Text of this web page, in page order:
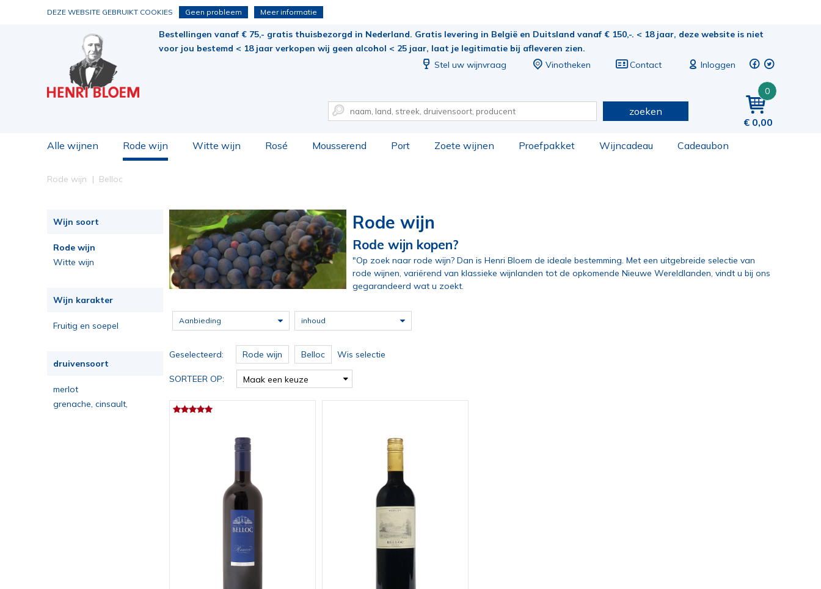
DEZE WEBSITE GEBRUIKT COOKIES Geen probleem Meer informatie
Bestellingen vanaf € 75,- gratis thuisbezorgd in Nederland. Gratis levering in België en Duitsland vanaf € 150,-. < 18 jaar, deze website is niet
voor jou bestemd < 18 jaar verkopen wij geen alcohol < 25 jaar, laat je legitimatie bij afleveren zien.
Stel uw wijnvraag
Vinotheken Contact Inloggen
0
0,00
zoeken
Alle wijnen Rode wijn Witte wijn Rosé Mousserend Port Zoete wijnen Proefpakket Wijncadeau Cadeaubon
Rode wijn Belloc
Wijn soort
Rode wijn
Witte wijn
Wijn karakter
Fruitig en soepel
druivensoort
merlot
grenache, cinsault,
Rode wijn
Rode wijn kopen?
"Op zoek naar rode wijn? Dan is Henri Bloem de ideale bestemming. Met een uitgebreide selectie van
rode wijnen, variërend van klassieke wijnlanden tot de opkomende Nieuwe Wereldlanden, vindt u bij ons
gegarandeerd wat u zoekt.
Aanbieding inhoud
Geselecteerd: Rode wijn Belloc Wis selectie
SORTEER OP: Maak een keuze